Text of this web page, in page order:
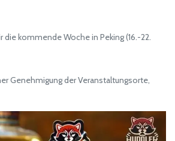
kommende Woche in Peking (16.-22.
Genehmigung der Veranstaltungsorte,